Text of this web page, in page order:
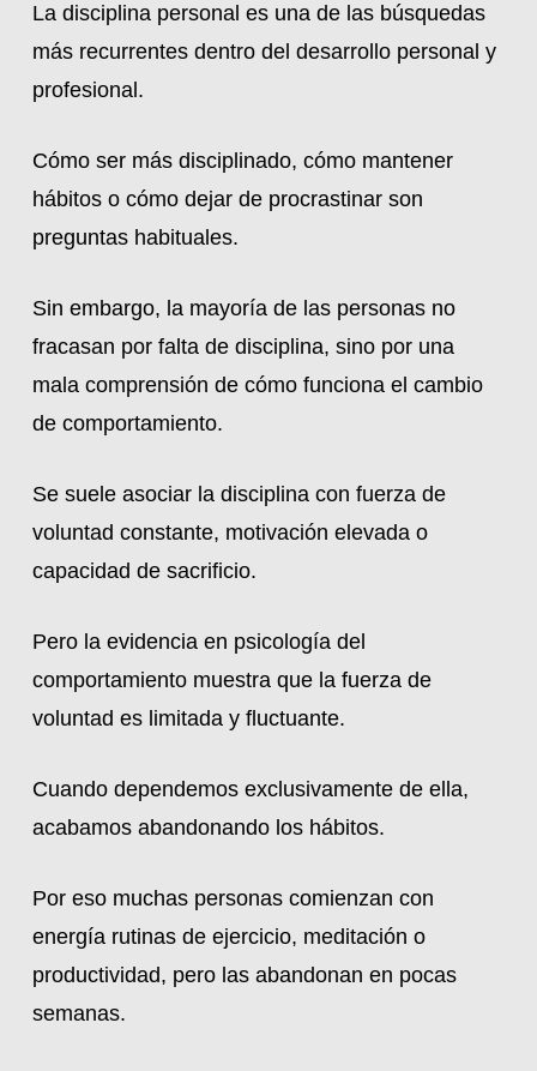
La disciplina personal es una de las búsquedas
más recurrentes dentro del desarrollo personal y
profesional.
Cómo ser más disciplinado, cómo mantener
hábitos o cómo dejar de procrastinar son
preguntas habituales.
Sin embargo, la mayoría de las personas no
fracasan por falta de disciplina, sino por una
mala comprensión de cómo funciona el cambio
de comportamiento.
Se suele asociar la disciplina con fuerza de
voluntad constante, motivación elevada o
capacidad de sacrificio.
Pero la evidencia en psicología del
comportamiento muestra que la fuerza de
voluntad es limitada y fluctuante.
Cuando dependemos exclusivamente de ella,
acabamos abandonando los hábitos.
Por eso muchas personas comienzan con
energía rutinas de ejercicio, meditación o
productividad, pero las abandonan en pocas
semanas.